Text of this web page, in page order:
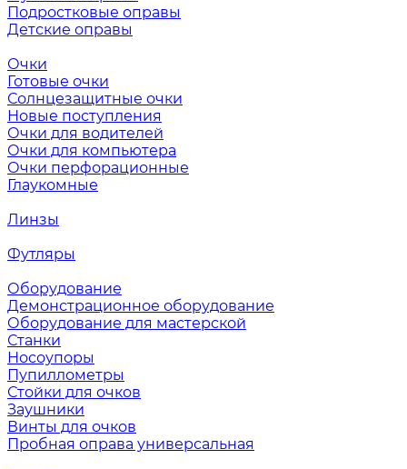
Подростковые оправы
Детские оправы
Очки
Готовые очки
Солнцезащитные очки
Новые поступления
Очки для водителей
Очки для компьютера
Очки перфорационные
Глаукомные
Линзы
Футляры
Оборудование
Демонстрационное оборудование
Оборудование для мастерской
Станки
Носоупоры
Пупиллометры
Стойки для очков
Заушники
Винты для очков
Пробная оправа универсальная